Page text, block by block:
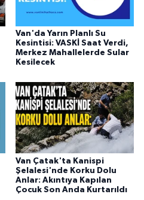
Van'da Yarın Planlı Su
Kesintisi: VASKİ Saat Verdi,
Merkez Mahallelerde Sular
Kesilecek
Van Çatak'ta Kanispi
Şelalesi'nde Korku Dolu
Anlar: Akıntıya Kapılan
Çocuk Son Anda Kurtarıldı